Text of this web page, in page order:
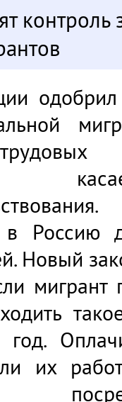
в Россию
Новый
мигрант
их